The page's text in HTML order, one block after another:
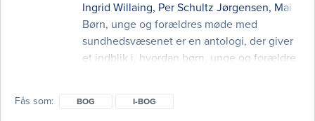
Ingrid Willaing, Per Schultz Jørgensen, Mai
Børn, unge og forældres møde med
sundhedsvæsenet er en antologi, der giver
et indblik i, hvordan børn, unge og forældre
hvordan det som barn eller ung er at være
Fås som BOG I-BOG